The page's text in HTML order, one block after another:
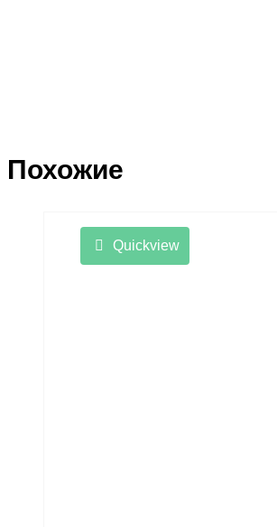
Похожие
Quickview